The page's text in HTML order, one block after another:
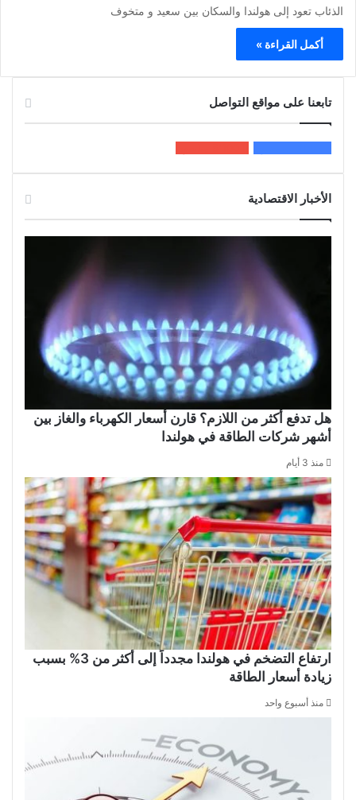
الذئاب تعود إلى هولندا والسكان بين سعيد و متخوف
أكمل القراءة »
تابعنا على مواقع التواصل
الأخبار الاقتصادية
هل تدفع أكثر من اللازم؟ قارن أسعار الكهرباء والغاز بين
أشهر شركات الطاقة في هولندا
منذ 3 أيام
ارتفاع التضخم في هولندا مجدداً إلى أكثر من 3% بسبب
زيادة أسعار الطاقة
منذ أسبوع واحد